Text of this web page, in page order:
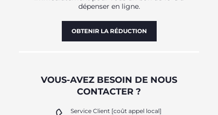
dépenser en ligne.
OBTENIR LA RÉDUCTION
VOUS-AVEZ BESOIN DE NOUS
CONTACTER ?
Service Client [coût appel local]